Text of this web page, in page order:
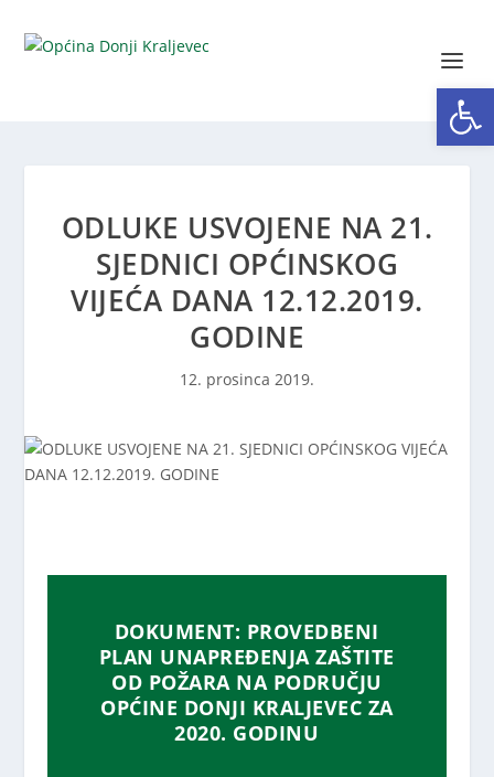
ODLUKE USVOJENE NA 21.
SJEDNICI OPĆINSKOG
VIJEĆA DANA 12.12.2019.
GODINE
12. prosinca 2019.
DOKUMENT: PROVEDBENI
PLAN UNAPREĐENJA ZAŠTITE
OD POŽARA NA PODRUČJU
OPĆINE DONJI KRALJEVEC ZA
2020. GODINU
Open toolbar